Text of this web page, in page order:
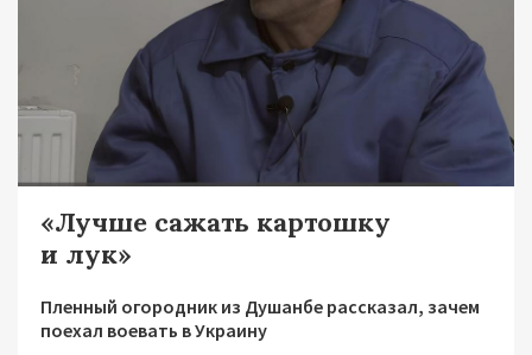
«Лучше сажать картошку
и лук»
Пленный огородник из Душанбе рассказал, зачем
поехал воевать в Украину